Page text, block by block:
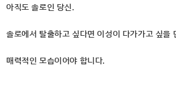
아직도 솔로인 당신.
솔로에서 탈출하고 싶다면 이성이 다가가고 싶을
매력적인 모습이어야 합니다.